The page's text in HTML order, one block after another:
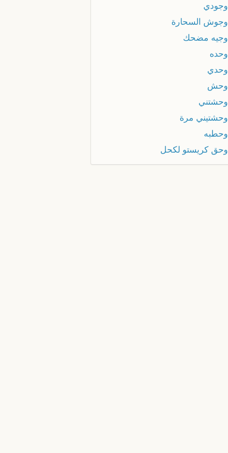
وجودي
وجوش السحارة
وجيه مضحك
وحده
وحدي
وحش
وحشتني
وحشتيني مرة
وحطبه
وحق كريستو لكحل